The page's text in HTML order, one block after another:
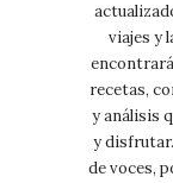
viajes y
recetas,
y análisis
y
de voces,